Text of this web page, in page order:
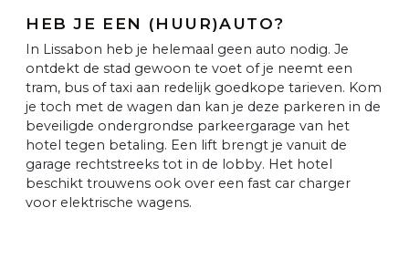
HEB JE EEN (HUUR)AUTO?
In Lissabon heb je helemaal geen auto nodig. Je
ontdekt de stad gewoon te voet of je neemt een
tram, bus of taxi aan redelijk goedkope tarieven. Kom
je toch met de wagen dan kan je deze parkeren in de
beveiligde ondergrondse parkeergarage van het
hotel tegen betaling. Een lift brengt je vanuit de
garage rechtstreeks tot in de lobby. Het hotel
beschikt trouwens ook over een fast car charger
voor elektrische wagens.